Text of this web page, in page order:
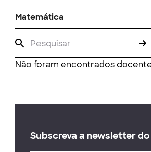
Matemática
Não foram encontrados
Subscreva a newsletter do